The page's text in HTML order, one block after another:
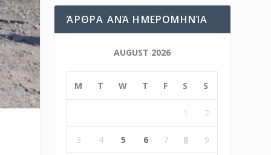
ΆΡΘΡΑ ΑΝΆ ΗΜΕΡΟΜΗΝΊΑ
AUGUST 2026
M T W T F S S
1 2
3 4 5 6 7 8 9